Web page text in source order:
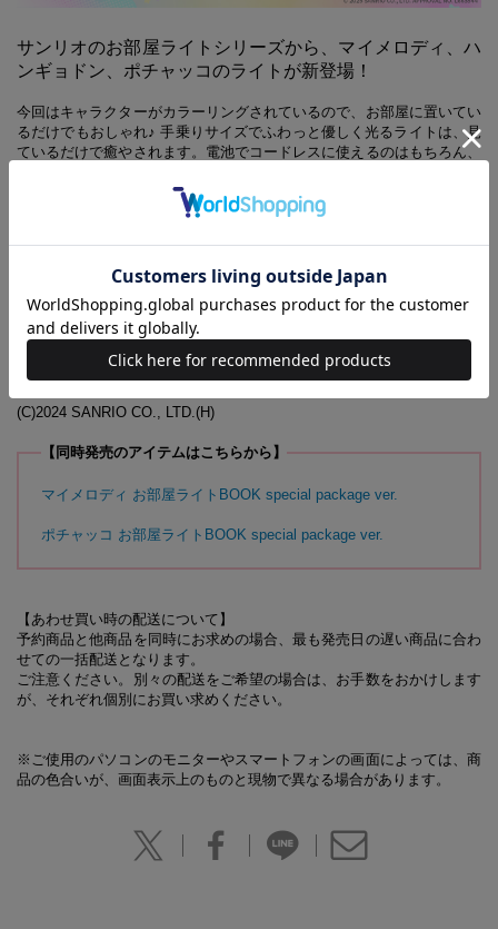
サンリオのお部屋ライトシリーズから、マイメロディ、ハ
ンギョドン、ポチャッコのライトが新登場！
今回はキャラクターがカラーリングされているので、お部屋に置いてい
るだけでもおしゃれ♪ 手乗りサイズでふわっと優しく光るライトは、見
ているだけで癒やされます。電池でコードレスに使えるのはもちろん、
ときなどシーンに合わせて使い分けられて便利です。
◆熱くならないLED光源
◆電池またはUSBの2WAY給電
◆1時間自動消灯モード搭載
◆インテリアとしてもおしゃれ
(C)2024 SANRIO CO., LTD.(H)
【同時発売のアイテムはこちらから】
マイメロディ お部屋ライトBOOK special package ver.
ポチャッコ お部屋ライトBOOK special package ver.
【あわせ買い時の配送について】
予約商品と他商品を同時にお求めの場合、最も発売日の遅い商品に合わ
せての一括配送となります。
ご注意ください。別々の配送をご希望の場合は、お手数をおかけします
が、それぞれ個別にお買い求めください。
※ご使用のパソコンのモニターやスマートフォンの画面によっては、商
品の色合いが、画面表示上のものと現物で異なる場合があります。